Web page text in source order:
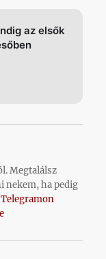
az elsők
Megtalálsz
nekem, ha pedig
Telegramon